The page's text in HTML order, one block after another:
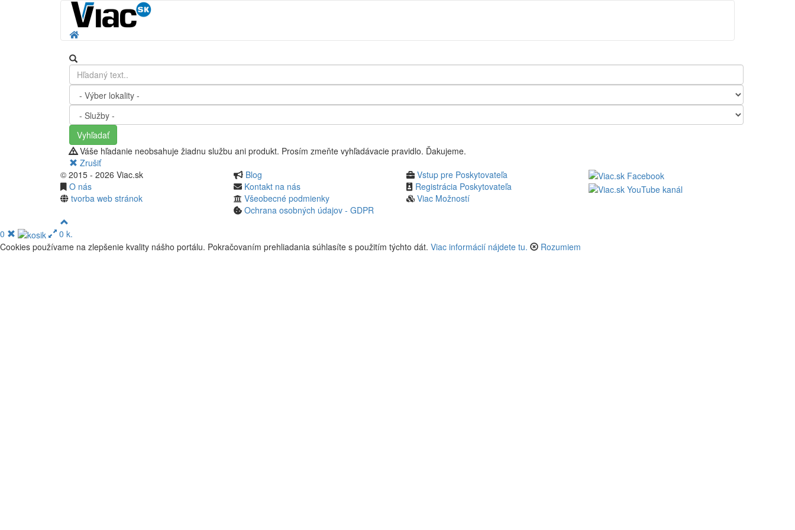
Vyhľadať
Váše hľadanie neobsahuje žiadnu službu ani produkt. Prosím zmeňte vyhľadávacie pravidlo. Ďakujeme.
Zrušiť
© 2015 - 2026 Viac.sk
O nás
tvorba web stránok
Blog
Kontakt na nás
Všeobecné podmienky
Ochrana osobných údajov - GDPR
Vstup pre Poskytovateľa
Registrácia Poskytovateľa
Viac Možností
0
0 k.
Cookies používame na zlepšenie kvality nášho portálu. Pokračovaním prehliadania súhlasíte s použitím týchto dát. Viac informácií nájdete tu. Rozumiem